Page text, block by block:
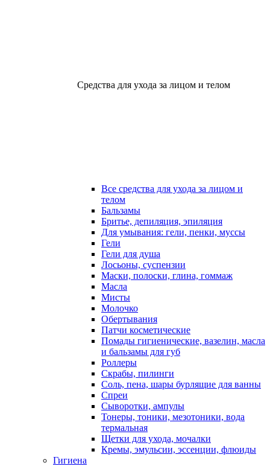
Средства для ухода за лицом и телом
Все средства для ухода за лицом и
телом
Бальзамы
Бритье, депиляция, эпиляция
Для умывания: гели, пенки, муссы
Гели
Гели для душа
Лосьоны, суспензии
Маски, полоски, глина, гоммаж
Масла
Мисты
Молочко
Обертывания
Патчи косметические
Помады гигиенические, вазелин, масла
и бальзамы для губ
Роллеры
Скрабы, пилинги
Соль, пена, шары бурлящие для ванны
Спреи
Сыворотки, ампулы
Тонеры, тоники, мезотоники, вода
термальная
Щетки для ухода, мочалки
Кремы, эмульсии, эссенции, флюиды
Гигиена